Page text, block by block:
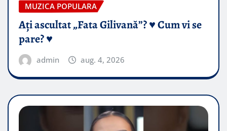
MUZICA POPULARA
Ați ascultat „Fata Gilivană”? ♥️ Cum vi se
pare? ♥️
admin aug. 4, 2026